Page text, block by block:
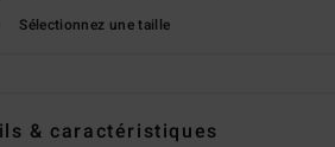
Sélectionnez une taille
& caractéristiques